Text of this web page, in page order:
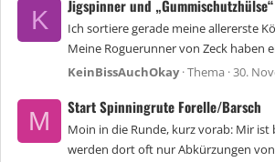
K
Jigspinner und „Gummischutzhülse“
Ich sortiere gerade meine allererste
Meine Roguerunner von Zeck haben
KeinBissAuchOkay Thema 30.
M
Start Spinningrute Forelle/Barsch
Moin in die Runde, kurz vorab: Mir ist
werden dort oft nur Abkürzungen von